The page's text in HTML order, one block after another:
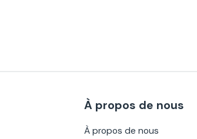
À propos de nous
À propos de nous